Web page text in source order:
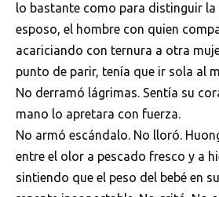
lo bastante como para distinguir
esposo, el hombre con quien
acariciando con ternura a otra
punto de parir, tenía que ir sola al
No derramó lágrimas. Sentía su
mano lo apretara con fuerza.
No armó escándalo. No lloró.
entre el olor a pescado fresco y a
sintiendo que el peso del bebé en